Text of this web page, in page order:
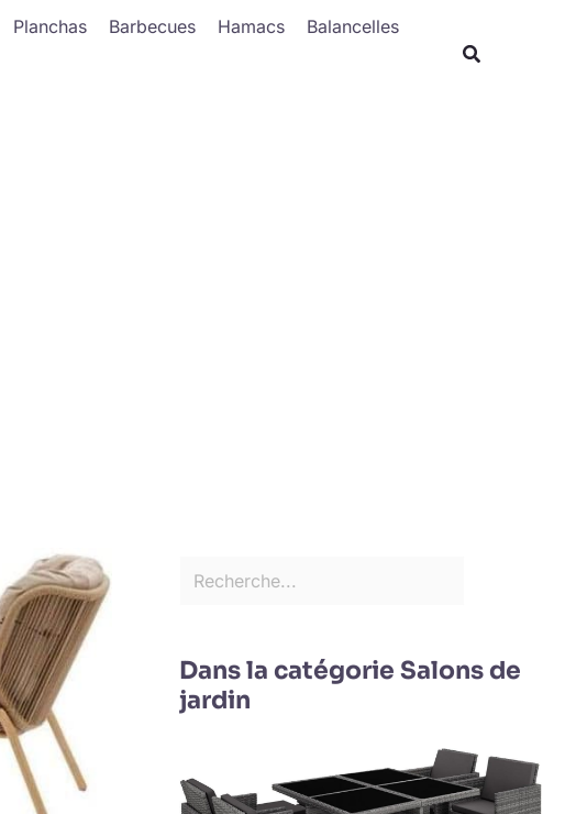
Planchas Barbecues Hamacs Balancelles
Rechercher
Dans la catégorie Salons de
jardin